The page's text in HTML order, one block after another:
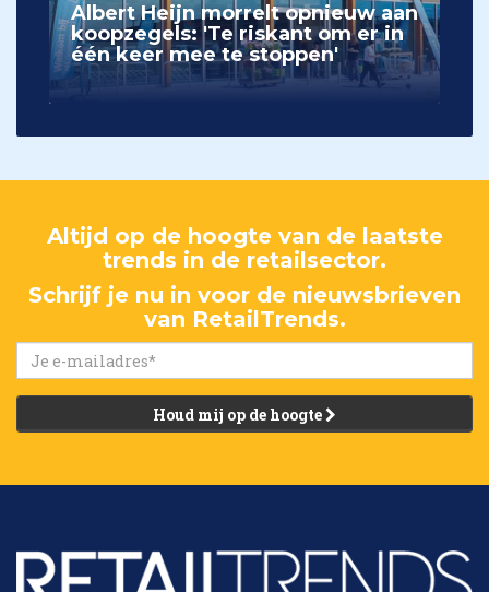
Albert Heijn morrelt opnieuw aan
koopzegels: 'Te riskant om er in
één keer mee te stoppen'
Altijd op de hoogte van de laatste
trends in de retailsector.
Schrijf je nu in voor de nieuwsbrieven
van RetailTrends.
Houd mij op de hoogte